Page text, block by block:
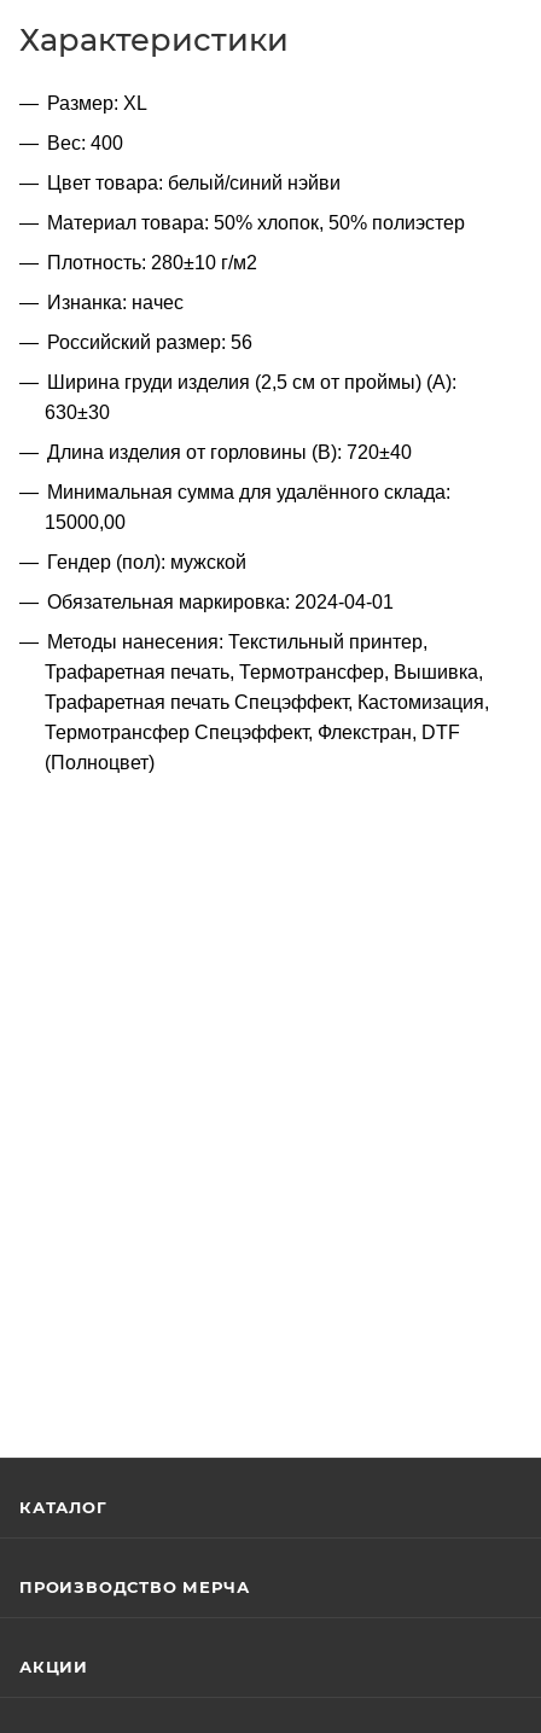
Характеристики
Размер: XL
Вес: 400
Цвет товара: белый/синий нэйви
Материал товара: 50% хлопок, 50% полиэстер
Плотность: 280±10 г/м2
Изнанка: начес
Российский размер: 56
Ширина груди изделия (2,5 см от проймы) (A):
630±30
Длина изделия от горловины (B): 720±40
Минимальная сумма для удалённого склада:
15000,00
Гендер (пол): мужской
Обязательная маркировка: 2024-04-01
Методы нанесения: Текстильный принтер,
Трафаретная печать, Термотрансфер, Вышивка,
Трафаретная печать Спецэффект, Кастомизация,
Термотрансфер Спецэффект, Флекстран, DTF
(Полноцвет)
КАТАЛОГ
ПРОИЗВОДСТВО МЕРЧА
АКЦИИ